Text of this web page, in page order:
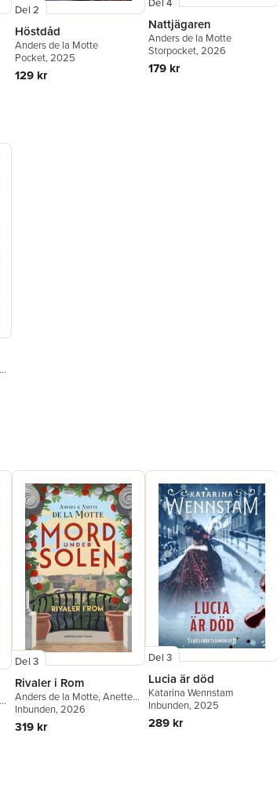
Del 2
Höstdåd
Anders de la Motte
Pocket, 2025
129 kr
Nattjägaren
Anders de la Motte
Storpocket, 2026
179 kr
Del 3
Rivaler i Rom
Anders de la Motte,Anette
de la Motte
Inbunden, 2026
319 kr
Del 3
Lucia är död
Katarina Wennstam
Inbunden, 2025
289 kr